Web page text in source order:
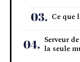
Ce que
Serveur
la seule